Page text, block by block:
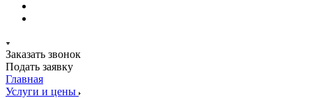
Заказать звонок
Подать заявку
Главная
Услуги и цены